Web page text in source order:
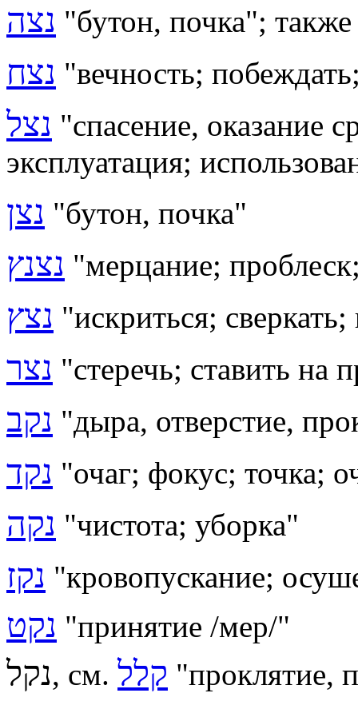
נצה "бутон, почка";
נצח "вечность;
נצל "спасение, оказание
эксплуатация;
נצן "бутон, почка"
נצנץ "мерцание;
נצץ "искриться;
נצר "стеречь; ставить на
נקב "дыра, отверстие,
נקד "очаг; фокус; точка;
נקה "чистота; уборка"
נקז "кровопускание;
נקט "принятие /мер/"
נקל, см. קלל "проклятие,